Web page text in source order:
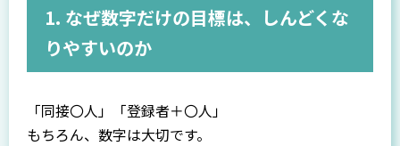
1. なぜ数字だけの目標は、しんどくな
りやすいのか
「同接〇人」「登録者＋〇人」
もちろん、数字は大切です。